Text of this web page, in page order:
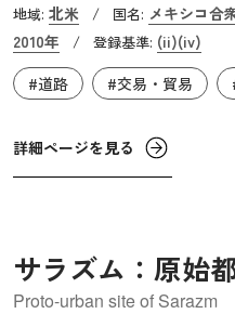
2,600kmの道で、そのうち
鉱山や聖堂、市街などが世
世紀から約300年間使用され
として使用されました。こ
はヨーロッパ各地の経済へ
地域: 北米 / 国名: メキシコ合
2010年 / 登録基準: (ii)(iv)
#道路
#交易・貿易
詳細ページを見る
サラズム：原始
Proto-urban site of Sarazm